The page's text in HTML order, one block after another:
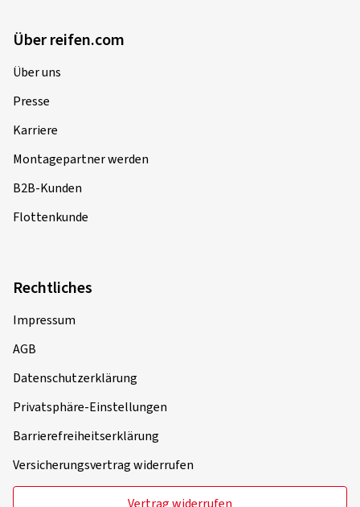
Über reifen.com
Über uns
Presse
Karriere
Montagepartner werden
B2B-Kunden
Flottenkunde
Rechtliches
Impressum
AGB
Datenschutzerklärung
Privatsphäre-Einstellungen
Barrierefreiheitserklärung
Versicherungsvertrag widerrufen